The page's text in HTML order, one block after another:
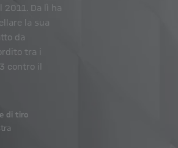
2011. Da lì ha
la sua
da
tra i
contro il
di tiro